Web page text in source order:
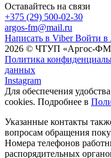
Оставайтесь на связи
+375 (29) 500-02-30
argos-fm@mail.ru
Написать в Viber Войти в
2026 © ЧТУП «Аргос-
Политика
данных
Instagram
Для обеспечения
cookies. Подробнее в
Указанные контакты
вопросам обращения
Номера телефонов
распорядительных